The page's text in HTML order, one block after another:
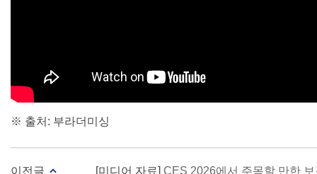
※ 출처: 부라더미싱
이전글 [미디어 자료] CES 2026에서 주목할 만한 보